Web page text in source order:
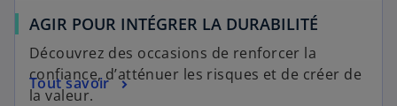
AGIR POUR INTÉGRER LA DURABILITÉ
Découvrez des occasions de renforcer la
confiance, d’atténuer les risques et de créer de
la valeur.
Tout savoir